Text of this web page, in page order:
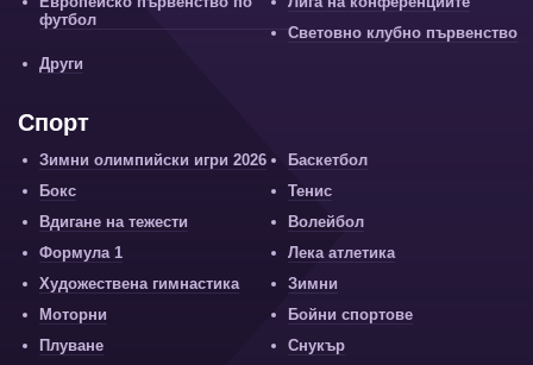
футбол
Световно клубно първенство
Други
Спорт
Зимни олимпийски игри 2026
Баскетбол
Бокс
Тенис
Вдигане на тежести
Волейбол
Формула 1
Лека атлетика
Художествена гимнастика
Зимни
Моторни
Бойни спортове
Плуване
Снукър